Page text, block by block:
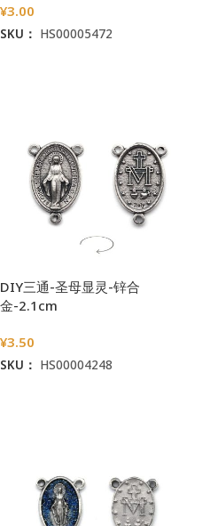
¥3.00
SKU： HS00005472
DIY三通-圣母显灵-锌合
金-2.1cm
¥3.50
SKU： HS00004248